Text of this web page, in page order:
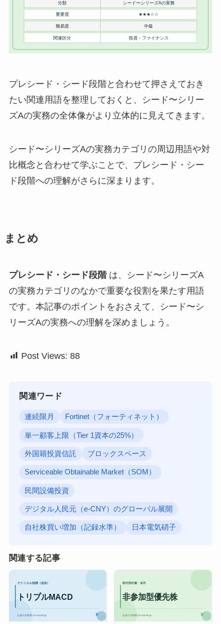
プレシード・シード段階と合わせて押さえておき
たい関連用語を整理しておくと、シード〜シリー
ズAの実務の全体像がより立体的に見えてきます。
シード〜シリーズAの実務カテゴリの周辺用語や対
比概念と合わせて学ぶことで、プレシード・シー
ド段階への理解がさらに深まります。
まとめ
プレシード・シード段階は、シード〜シリーズA
の実務カテゴリのなかで重要な役割を果たす用語
です。本記事のポイントをおさえて、シード〜シ
リーズAの実務への理解を深めましょう。
Post Views: 88
関連ワード
連続限月 Fortinet（フォーティネット）
単一顧客上限（Tier 1資本の25%）
外国籍投資信託 ブロックスペース
Serviceable Obtainable Market（SOM）
民間設備投資
デジタル人民元（e-CNY）のグローバル展開
自社株買い増加（記録水準） 日本電気硝子
関連する記事